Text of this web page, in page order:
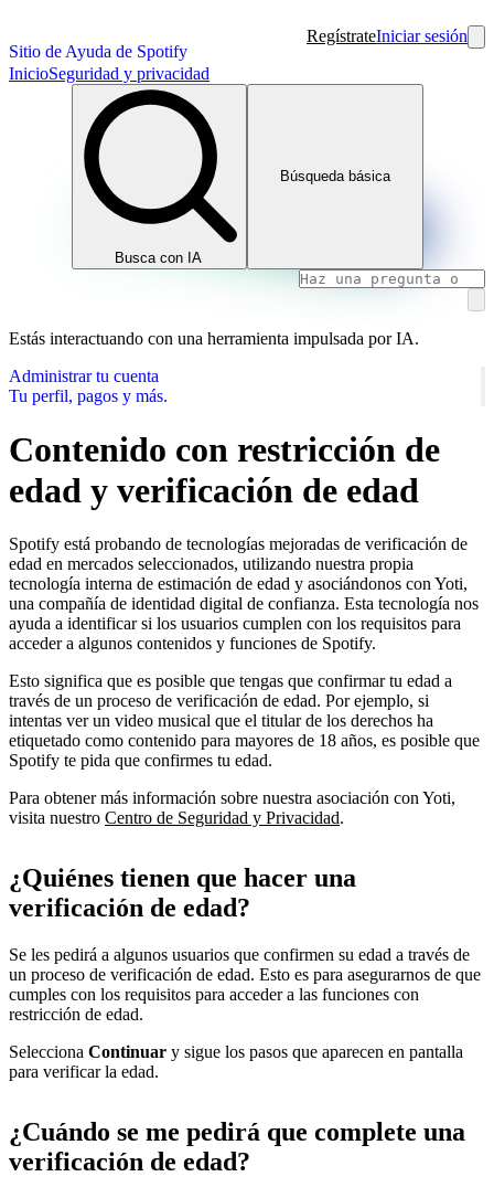
Sitio de Ayuda de Spotify
RegístrateIniciar sesión
InicioSeguridad y privacidad
Busca con IA
Búsqueda básica
Estás interactuando con una herramienta impulsada por IA.
Administrar tu cuenta
Tu perfil, pagos y más.
Contenido con restricción de
edad y verificación de edad
Spotify está probando de tecnologías mejoradas de verificación de
edad en mercados seleccionados, utilizando nuestra propia
tecnología interna de estimación de edad y asociándonos con Yoti,
una compañía de identidad digital de confianza. Esta tecnología nos
ayuda a identificar si los usuarios cumplen con los requisitos para
acceder a algunos contenidos y funciones de Spotify.
Esto significa que es posible que tengas que confirmar tu edad a
través de un proceso de verificación de edad. Por ejemplo, si
intentas ver un video musical que el titular de los derechos ha
etiquetado como contenido para mayores de 18 años, es posible que
Spotify te pida que confirmes tu edad.
Para obtener más información sobre nuestra asociación con Yoti,
visita nuestro Centro de Seguridad y Privacidad.
¿Quiénes tienen que hacer una
verificación de edad?
Se les pedirá a algunos usuarios que confirmen su edad a través de
un proceso de verificación de edad. Esto es para asegurarnos de que
cumples con los requisitos para acceder a las funciones con
restricción de edad.
Selecciona Continuar y sigue los pasos que aparecen en pantalla
para verificar la edad.
¿Cuándo se me pedirá que complete una
verificación de edad?